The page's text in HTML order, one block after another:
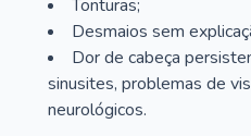
Tonturas;
Desmaios sem
Dor de cabeça
sinusites, problemas de
neurológicos.